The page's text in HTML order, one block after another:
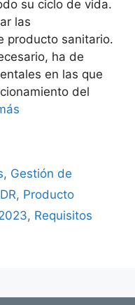
su ciclo de vida.
las
producto sanitario.
ha de
en las que
del
, Gestión de
, Producto
, Requisitos